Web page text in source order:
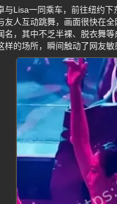
与Lisa一同乘车，前往纽约
人互动跳舞，画面很快在
，其中不乏半裸、脱衣舞
的场所，瞬间触动了网友敏